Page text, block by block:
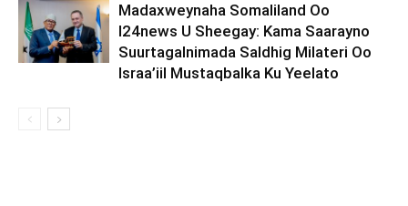
Madaxweynaha Somaliland Oo
I24news U Sheegay: Kama Saarayno
Suurtagalnimada Saldhig Milateri Oo
Israa’iil Mustaqbalka Ku Yeelato